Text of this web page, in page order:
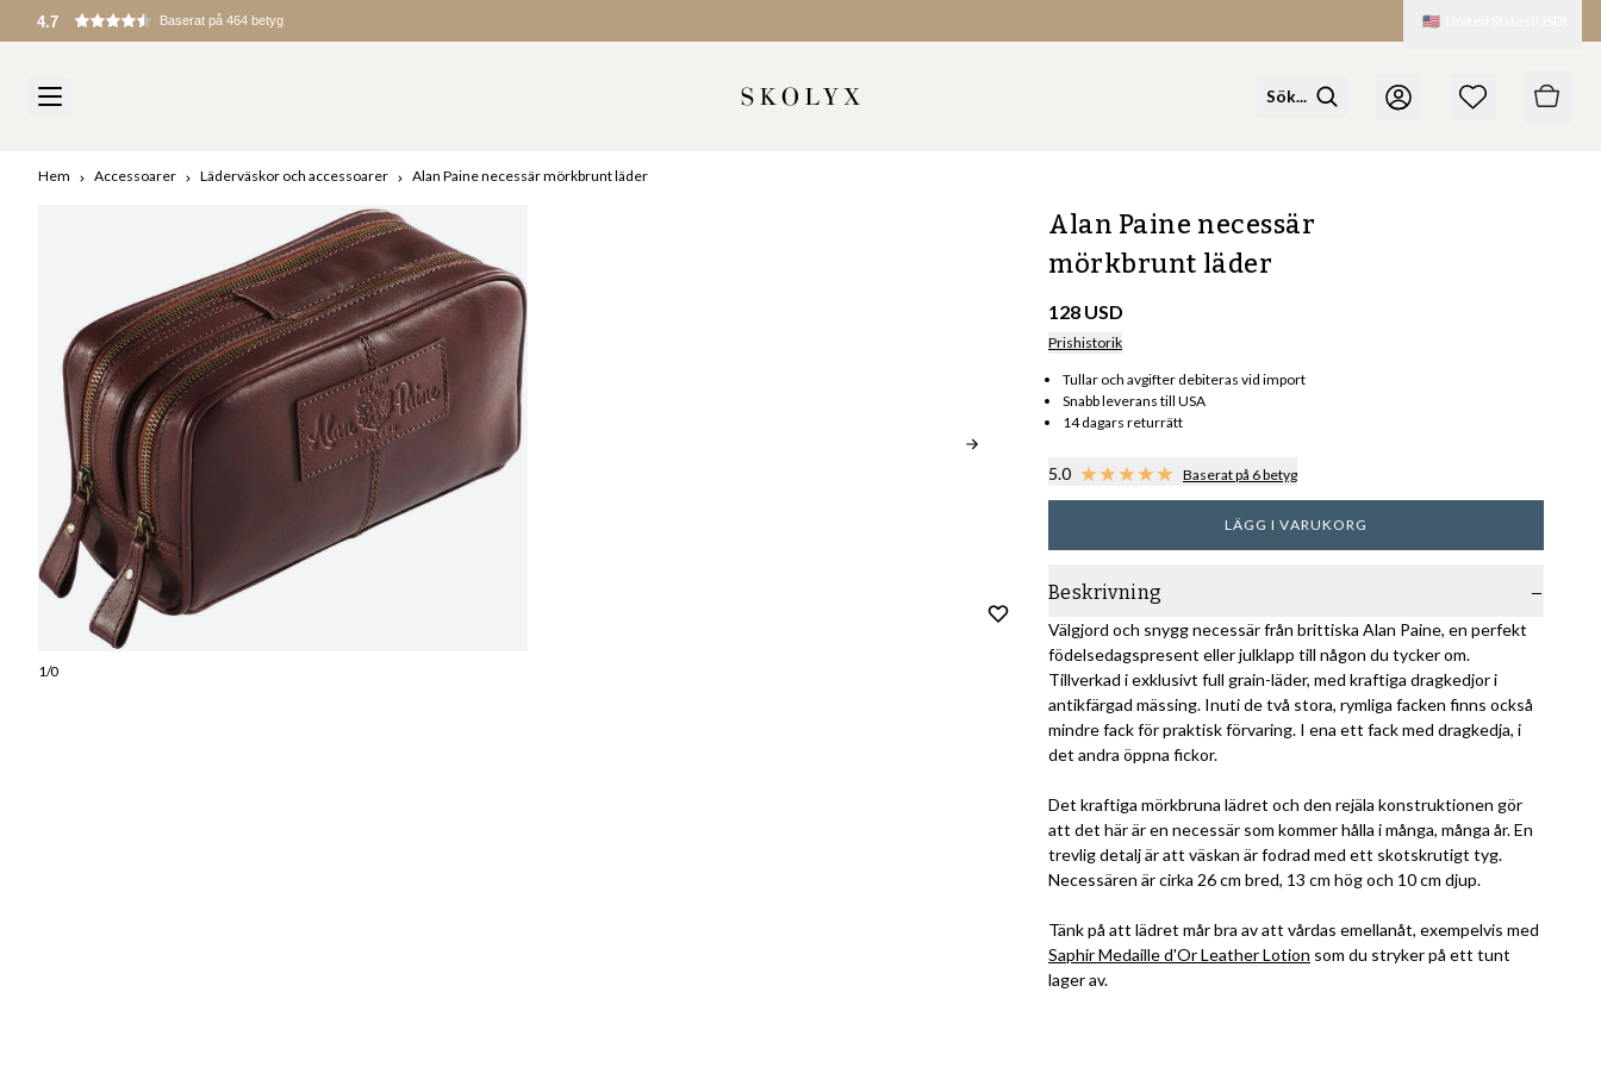
4.7 Baserat på 464 betyg 🇺🇸
Hem Accessoarer Läderväskor och accessoarer Alan Paine necessär mörkbrunt läder
1/0
Alan Paine necessär
mörkbrunt läder
128 USD
Prishistorik
Tullar och avgifter debiteras vid import
Snabb leverans till USA
14 dagars returrätt
5.0 Baserat på 6 betyg
LÄGG I VARUKORG
Beskrivning
Välgjord och snygg necessär från brittiska Alan Paine, en perfekt
födelsedagspresent eller julklapp till någon du tycker om.
Tillverkad i exklusivt full grain-läder, med kraftiga dragkedjor i
antikfärgad mässing. Inuti de två stora, rymliga facken finns också
mindre fack för praktisk förvaring. I ena ett fack med dragkedja, i
det andra öppna fickor.
Det kraftiga mörkbruna lädret och den rejäla konstruktionen gör
att det här är en necessär som kommer hålla i många, många år. En
trevlig detalj är att väskan är fodrad med ett skotskrutigt tyg.
Necessären är cirka 26 cm bred, 13 cm hög och 10 cm djup.
Tänk på att lädret mår bra av att vårdas emellanåt, exempelvis med
Saphir Medaille d'Or Leather Lotion som du stryker på ett tunt
lager av.